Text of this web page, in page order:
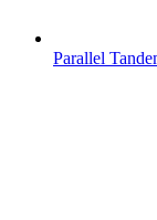
Parallel